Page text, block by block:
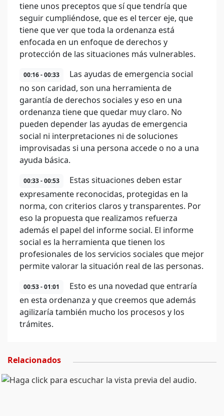
tiene unos preceptos que sí que tendría que
seguir cumpliéndose, que es el tercer eje, que
tiene que ver que toda la ordenanza está
enfocada en un enfoque de derechos y
protección de las situaciones más vulnerables.
00:16 - 00:33
Las ayudas de emergencia social
no son caridad, son una herramienta de
garantía de derechos sociales y eso en una
ordenanza tiene que quedar muy claro. No
pueden depender las ayudas de emergencia
social ni interpretaciones ni de soluciones
improvisadas si una persona accede o no a una
ayuda básica.
00:33 - 00:53
Estas situaciones deben estar
expresamente reconocidas, protegidas en la
norma, con criterios claros y transparentes. Por
eso la propuesta que realizamos refuerza
además el papel del informe social. El informe
social es la herramienta que tienen los
profesionales de los servicios sociales que mejor
permite valorar la situación real de las personas.
00:53 - 01:01
Esto es una novedad que entraría
en esta ordenanza y que creemos que además
agilizaría también mucho los procesos y los
trámites.
Relacionados